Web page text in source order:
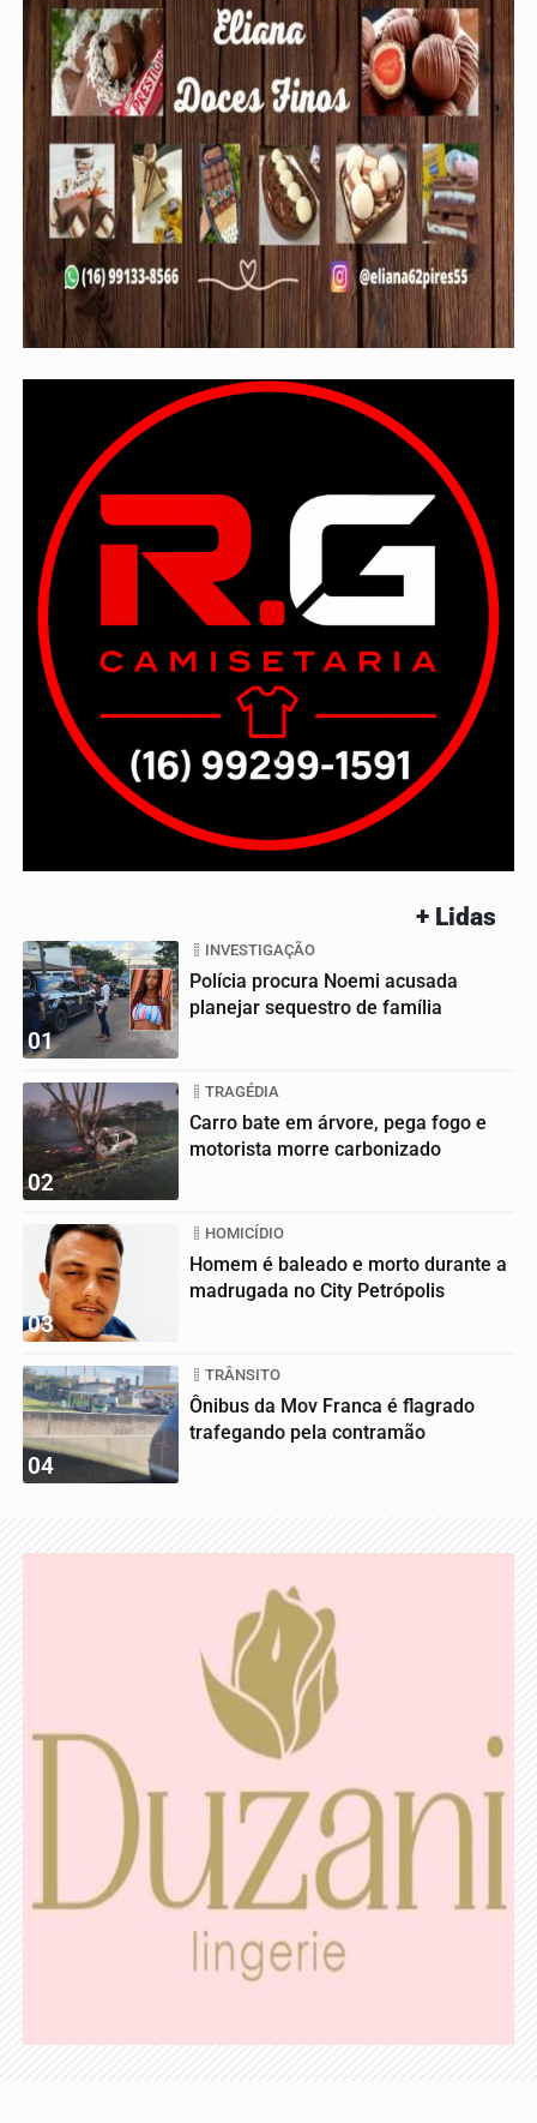
+ Lidas
01
INVESTIGAÇÃO
Polícia procura Noemi acusada
planejar sequestro de família
02
TRAGÉDIA
Carro bate em árvore, pega fogo e
motorista morre carbonizado
03
HOMICÍDIO
Homem é baleado e morto durante a
madrugada no City Petrópolis
04
TRÂNSITO
Ônibus da Mov Franca é flagrado
trafegando pela contramão